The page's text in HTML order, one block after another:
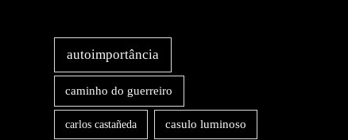
autoimportância
caminho do guerreiro
carlos castañeda casulo luminoso